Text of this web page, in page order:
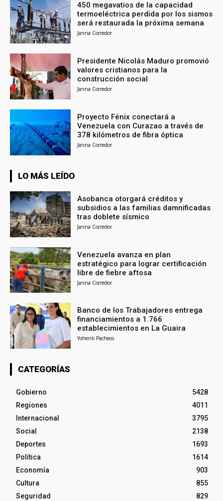
450 megavatios de la capacidad
termoeléctrica perdida por los sismos
será restaurada la próxima semana
Janna Corredor
Presidente Nicolás Maduro promovió
valores cristianos para la
construcción social
Janna Corredor
Proyecto Fénix conectará a
Venezuela con Curazao a través de
378 kilómetros de fibra óptica
Janna Corredor
LO MÁS LEÍDO
Asobanca otorgará créditos y
subsidios a las familias damnificadas
tras doblete sísmico
Janna Corredor
Venezuela avanza en plan
estratégico para lograr certificación
libre de fiebre aftosa
Janna Corredor
Banco de los Trabajadores entrega
financiamientos a 1.766
establecimientos en La Guaira
Yohenli Pacheco
CATEGORÍAS
Gobierno
5428
Regiones
4011
Internacional
3795
Social
2138
Deportes
1693
Política
1614
Economía
903
Cultura
855
Seguridad
829